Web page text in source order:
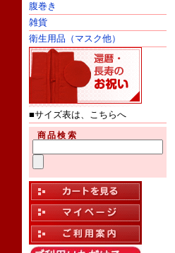
腹巻き
雑貨
衛生用品（マスク他）
■サイズ表は、こちらへ
商品検索